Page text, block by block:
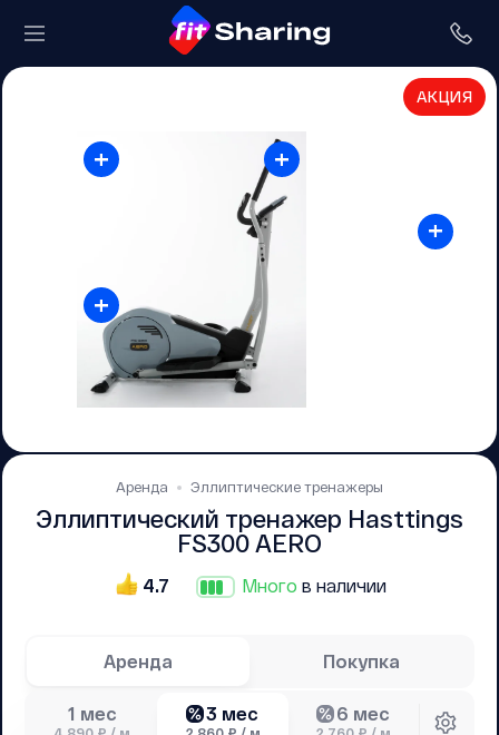
АКЦИЯ
+ +
+
+
Аренда Эллиптические тренажеры
Эллиптический тренажер Hasttings
FS300 AERO
4.7 Много в наличии
Аренда Покупка
1 мес 3 мес 6 мес